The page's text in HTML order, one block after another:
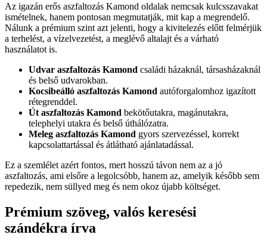
Az igazán erős aszfaltozás Kamond oldalak nemcsak kulcsszavakat
ismételnek, hanem pontosan megmutatják, mit kap a megrendelő.
Nálunk a prémium szint azt jelenti, hogy a kivitelezés előtt felmérjük
a terhelést, a vízelvezetést, a meglévő altalajt és a várható
használatot is.
Udvar aszfaltozás Kamond családi házaknál, társasházaknál
és belső udvarokban.
Kocsibeálló aszfaltozás Kamond autóforgalomhoz igazított
rétegrenddel.
Út aszfaltozás Kamond bekötőutakra, magánutakra,
telephelyi utakra és belső úthálózatra.
Meleg aszfaltozás Kamond gyors szervezéssel, korrekt
kapcsolattartással és átlátható ajánlatadással.
Ez a szemlélet azért fontos, mert hosszú távon nem az a jó
aszfaltozás, ami elsőre a legolcsóbb, hanem az, amelyik később sem
repedezik, nem süllyed meg és nem okoz újabb költséget.
Prémium szöveg, valós keresési
szándékra írva